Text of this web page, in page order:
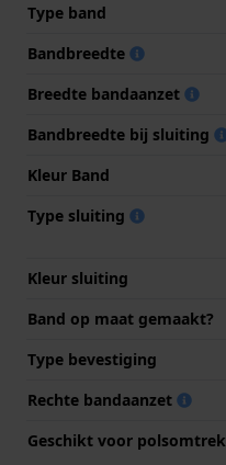
Type band
Bandbreedte
Breedte bandaanzet
Bandbreedte bij sluiting
Kleur Band
Type sluiting
Kleur sluiting
Band op maat gemaakt?
Type bevestiging
Rechte bandaanzet
Geschikt voor polsomtrek